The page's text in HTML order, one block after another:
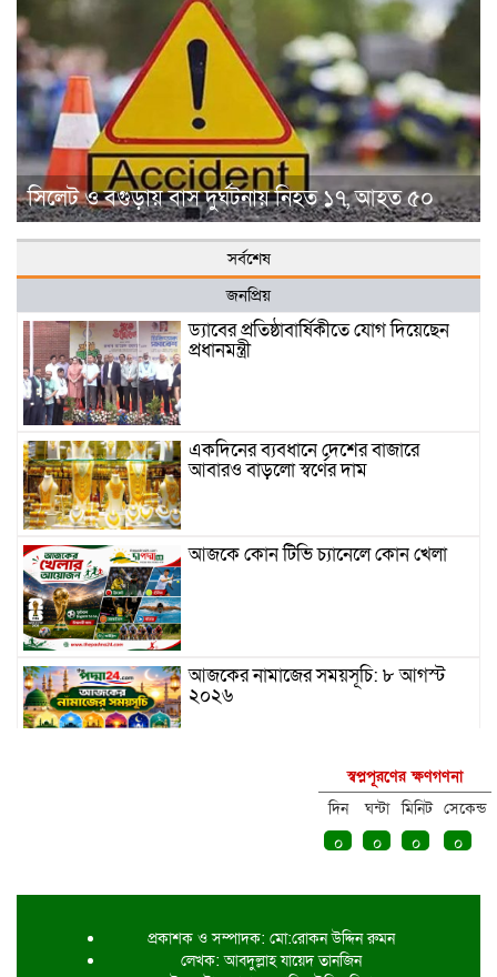
সিলেট ও বগুড়ায় বাস দুর্ঘটনায় নিহত ১৭, আহত ৫০
সর্বশেষ
জনপ্রিয়
ড্যাবের প্রতিষ্ঠাবার্ষিকীতে যোগ দিয়েছেন
প্রধানমন্ত্রী
একদিনের ব্যবধানে দেশের বাজারে
আবারও বাড়লো স্বর্ণের দাম
আজকে কোন টিভি চ্যানেলে কোন খেলা
আজকের নামাজের সময়সূচি: ৮ আগস্ট
২০২৬
রাষ্ট্রপতি নির্বাচন: ডাকা হচ্ছে সংসদের
আহত ৫০
স্বপ্নপূরণের ক্ষণগণনা
দিন
ঘন্টা মিনিট সেকেন্ড
০
০ ০ ০
প্রকাশক ও সম্পাদক: মো:রোকন উদ্দিন রুমন
লেখক: আবদুল্লাহ যায়েদ তানজিন